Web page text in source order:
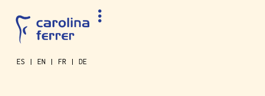
ES EN FR DE